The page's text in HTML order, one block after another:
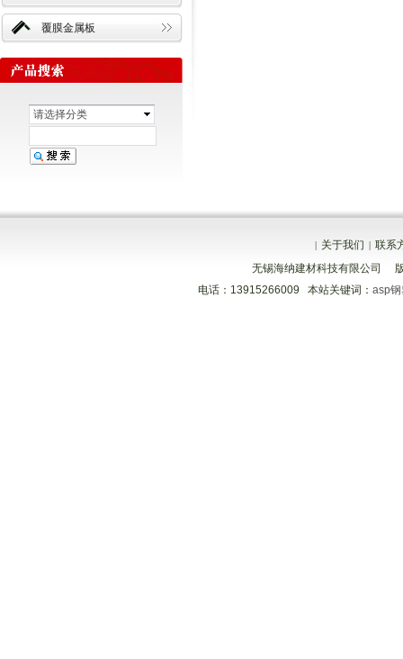
覆膜金属板
请选择分类
| 关于我们 | 联系
无锡海纳建材科技有限公司
电话：13915266009 本站关键词： asp